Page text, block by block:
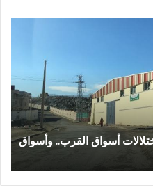
قرن في خدمة الإدارة